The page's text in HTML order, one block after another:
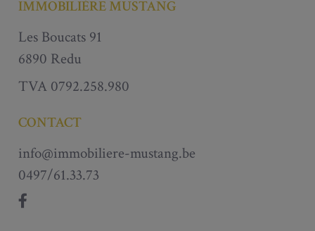
IMMOBILIÈRE MUSTANG
Les Boucats 91
6890 Redu
TVA 0792.258.980
CONTACT
info@immobiliere-mustang.be
0497/61.33.73